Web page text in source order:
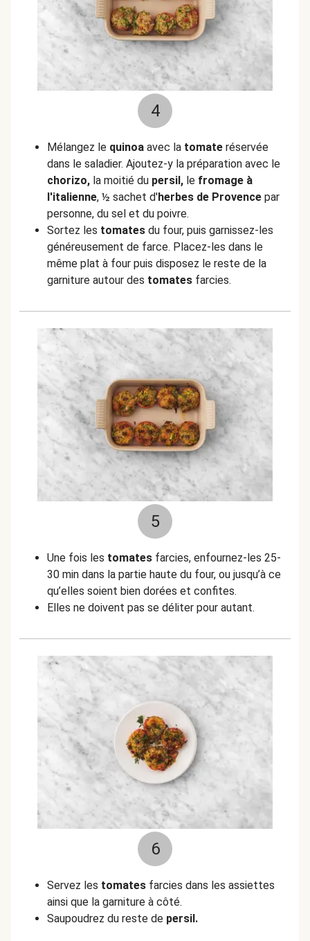
4
Mélangez le quinoa avec la tomate réservée
dans le saladier. Ajoutez-y la préparation avec le
chorizo, la moitié du persil, le fromage à
l'italienne, ½ sachet d'herbes de Provence par
personne, du sel et du poivre.
Sortez les tomates du four, puis garnissez-les
généreusement de farce. Placez-les dans le
même plat à four puis disposez le reste de la
garniture autour des tomates farcies.
5
Une fois les tomates farcies, enfournez-les 25-
30 min dans la partie haute du four, ou jusqu’à ce
qu’elles soient bien dorées et confites.
Elles ne doivent pas se déliter pour autant.
6
Servez les tomates farcies dans les assiettes
ainsi que la garniture à côté.
Saupoudrez du reste de persil.